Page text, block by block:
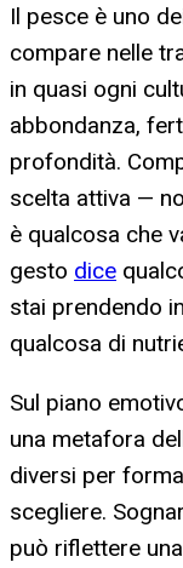
Il pesce è uno
compare nelle
in quasi ogni
abbondanza,
profondità.
scelta attiva —
è qualcosa che
gesto dice
stai prendendo
qualcosa di
Sul piano
una metafora
diversi per
scegliere.
può riflettere